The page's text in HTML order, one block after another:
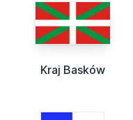
Kraj Basków